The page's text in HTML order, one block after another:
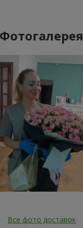
Фотогалерея
Все фото доставок